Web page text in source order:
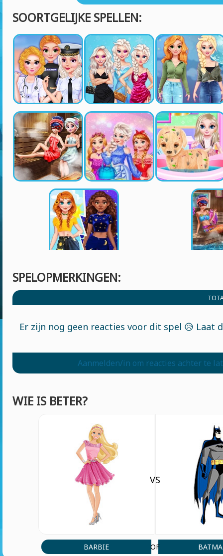
SOORTGELIJKE SPELLEN:
SPELOPMERKINGEN:
Er zijn nog geen reacties voor dit spel 😥 Laat
Aanmelden/in om reacties achter te
WIE IS BETER?
BARBIE
VS
OF